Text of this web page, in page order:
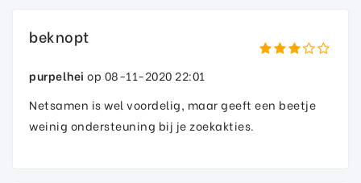
beknopt
purpelhei op 08-11-2020 22:01
Netsamen is wel voordelig, maar geeft een beetje
weinig ondersteuning bij je zoekakties.